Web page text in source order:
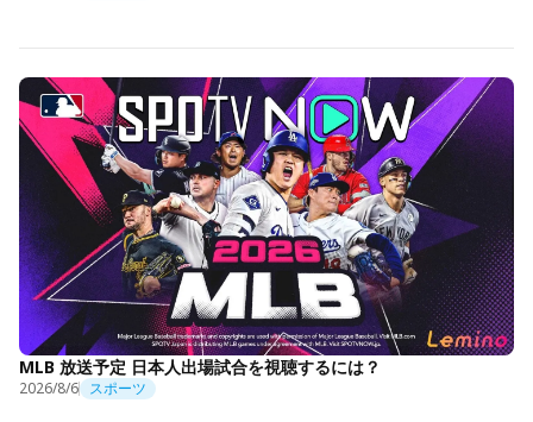
MLB 放送予定 日本人出場試合を視聴するには？
2026/8/6 スポーツ